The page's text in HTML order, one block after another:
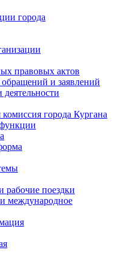
города
правовых актов
и заявлений
города Кургана
поездки
международное